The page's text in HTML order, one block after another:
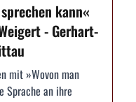
kann«
- Gerhart-
mit »Wovon man
Sprache an ihre